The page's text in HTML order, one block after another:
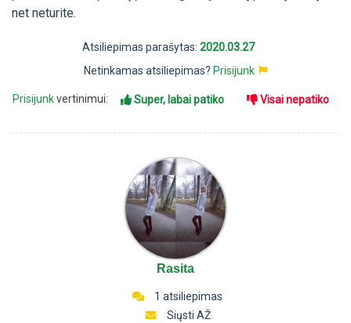
net neturite.
Atsiliepimas parašytas: 2020.03.27
Netinkamas atsiliepimas? Prisijunk
Prisijunkvertinimui: Super, labai patiko Visai nepatiko
Rasita
1 atsiliepimas
Siųsti AŽ